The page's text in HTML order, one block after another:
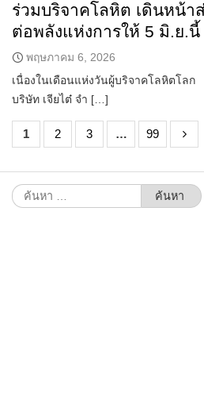
ร่วมบริจาคโลหิต เดินหน้า
ต่อพลังแห่งการให้ 5 มิ.ย.นี้
พฤษภาคม 6, 2026
เนื่องในเดือนแห่งวันผู้บริจาคโลหิตโลก
บริษัท เจียไต๋ จำ […]
1 2 3 … 99
ค้นหา
สำหรับ: